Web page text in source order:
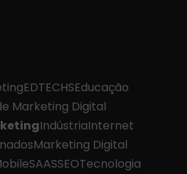
EDTECHSEducação
Marketing Digital
IndústriaInternet
Marketing Digital
SAASSEOTecnologia